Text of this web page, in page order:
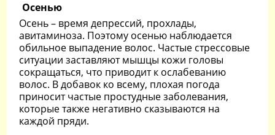
Осенью
Осень – время депрессий, прохлады,
авитаминоза. Поэтому осенью наблюдается
обильное выпадение волос. Частые стрессовые
ситуации заставляют мышцы кожи головы
сокращаться, что приводит к ослабеванию
волос. В добавок ко всему, плохая погода
приносит частые простудные заболевания,
которые также негативно сказываются на
каждой пряди.